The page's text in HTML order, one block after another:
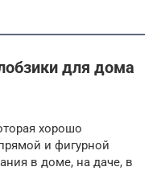
для дома
хорошо
и фигурной
в доме, на даче, в